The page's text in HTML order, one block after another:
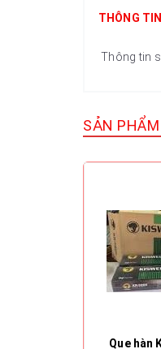
THÔNG
Thông tin
SẢN
Que hàn